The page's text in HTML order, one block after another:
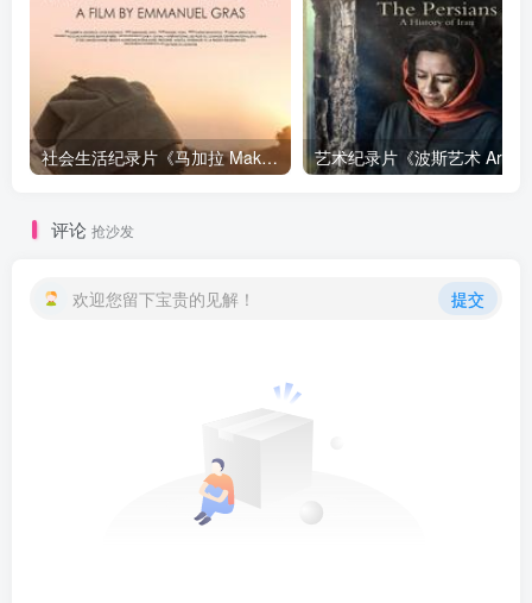
社会生活纪录片《马加拉 Makala》下载
评论 抢沙发
欢迎您留下宝贵的见解！ 提交